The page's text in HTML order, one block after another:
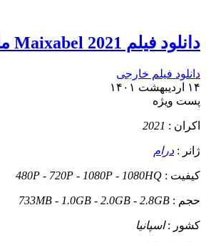
دانلود فیلم Maixabel 2021 مایسابل
دانلود فیلم خارجی
۱۴ اردیبهشت ۱۴۰۱
پست ويژه
اکران : 2021
ژانر : درام
کيفيت : 480P - 720P - 1080P - 1080HQ
حجم : 733MB - 1.0GB - 2.0GB - 2.8GB
کشور :اسپانیا